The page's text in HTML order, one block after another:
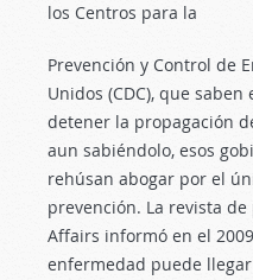
los Centros para la
Prevención y Control de
Unidos (CDC), que
detener la propagación
aun sabiéndolo, esos
rehúsan abogar por el
prevención. La revista
Affairs informó en el
enfermedad puede